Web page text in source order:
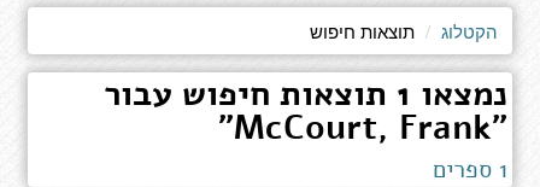
הקטלוג תוצאות חיפוש
נמצאו 1 תוצאות חיפוש עבור
"McCourt, Frank"
1 ספרים